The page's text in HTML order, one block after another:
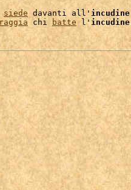
siede davanti all' incudine
chi batte l' incudine